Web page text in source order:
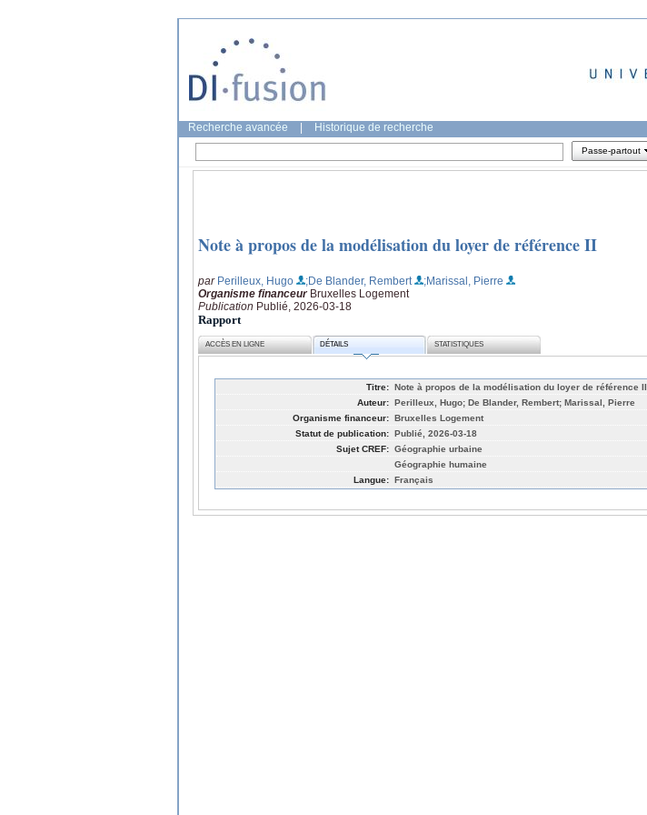
Recherche avancée Historique de recherche
Passe-partout
Note à propos de la modélisation du loyer de référence II
par Perilleux, Hugo ;De Blander, Rembert
;Marissal, Pierre
Organisme financeur Bruxelles Logement
Publication Publié, 2026-03-18
Rapport
ACCÈS EN LIGNE DÉTAILS STATISTIQUES
Titre: Note à propos de la modélisation du loyer de référence II
Auteur: Perilleux, Hugo; De Blander, Rembert; Marissal, Pierre
Organisme financeur: Bruxelles Logement
Statut de publication: Publié, 2026-03-18
Sujet CREF: Géographie urbaine
Géographie humaine
Langue: Français